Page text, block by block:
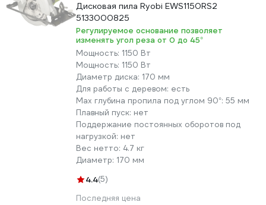
Дисковая пила Ryobi EWS1150RS2
5133000825
Регулируемое основание позволяет
изменять угол реза от 0 до 45°
Мощность: 1150 Вт
Мощность: 1150 Вт
Диаметр диска: 170 мм
Для работы с деревом: есть
Max глубина пропила под углом 90°: 55 мм
Плавный пуск: нет
Поддержание постоянных оборотов под
нагрузкой: нет
Вес нетто: 4.7 кг
Диаметр: 170 мм
4.4(5)
Последняя цена